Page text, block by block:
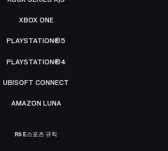
XBOX ONE
PLAYSTATION®5
PLAYSTATION®4
UBISOFT CONNECT
AMAZON LUNA
R6 E스포츠 규칙